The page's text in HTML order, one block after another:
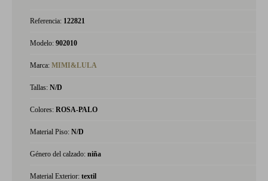
Referencia: 122821
Modelo: 902010
Marca: MIMI&LULA
Tallas: N/D
Colores: ROSA-PALO
Material Piso: N/D
Género del calzado: niña
Material Exterior: textil